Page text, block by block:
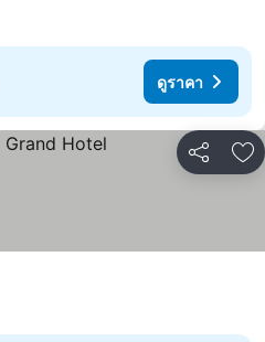
ดูราคา
แชร์ เ